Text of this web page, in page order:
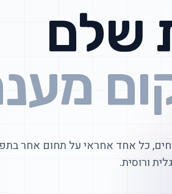
שלם
כל אחד אחראי על תחום אחר
ורוסית.